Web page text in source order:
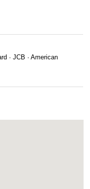
· JCB · American